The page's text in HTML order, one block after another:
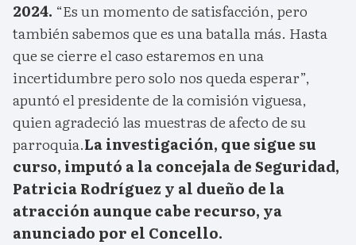
2024. “Es un momento de satisfacción, pero
también sabemos que es una batalla más. Hasta
que se cierre el caso estaremos en una
incertidumbre pero solo nos queda esperar”,
apuntó el presidente de la comisión viguesa,
quien agradeció las muestras de afecto de su
parroquia.La investigación, que sigue su
curso, imputó a la concejala de Seguridad,
Patricia Rodríguez y al dueño de la
atracción aunque cabe recurso, ya
anunciado por el Concello.